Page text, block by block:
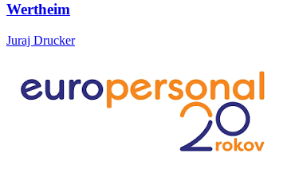
Wertheim
Juraj Drucker